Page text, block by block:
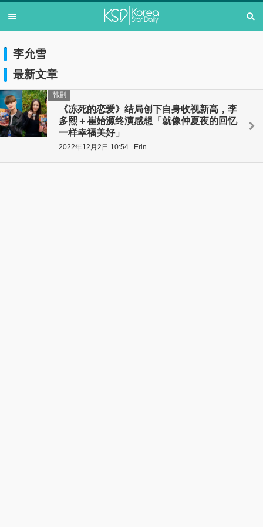
李允雪
最新文章
《冻死的恋爱》结局创下自身收视新高，李
多熙＋崔始源终演感想「就像仲夏夜的回忆
一样幸福美好」
韩剧
2022年12月2日 10:54 Erin